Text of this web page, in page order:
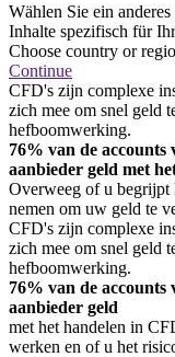
Wählen Sie ein
Inhalte spezifisch für
Choose country or
Continue
CFD's zijn complexe
zich mee om snel geld
hefboomwerking.
76% van de accounts
aanbieder geld met
Overweeg of u
nemen om uw geld te
CFD's zijn complexe
zich mee om snel geld
hefboomwerking.
76% van de accounts
aanbieder geld
met het handelen in
werken en of u het